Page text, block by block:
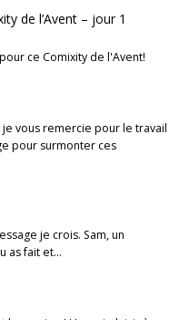
de l’Avent – jour 1
ce Comixity de l'Avent!
vous remercie pour le travail
pour surmonter ces
je crois. Sam, un
as fait et…